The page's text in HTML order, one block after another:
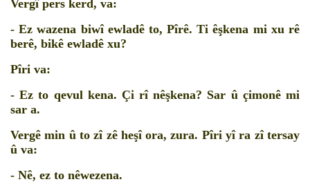
Vergî pers kerd, va:
- Ez wazena biwî ewladê to, Pîrê. Ti êşkena mi xu rê
berê, bikê ewladê xu?
Pîri va:
- Ez to qevul kena. Çi rî nêşkena? Sar û çimonê mi
sar a.
Vergê min û to zî zê heşî ora, zura. Pîri yî ra zî tersay
û va:
- Nê, ez to nêwezena.